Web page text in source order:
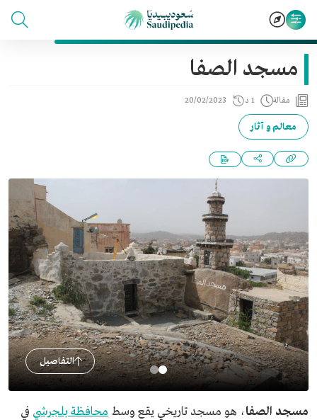
مسجد الصفا
مقالة 1 د 20/02/2023
معالم و آثار
التفاصيل
مسجد الصفا، هو مسجد تاريخي يقع وسط محافظة بلجرشي في